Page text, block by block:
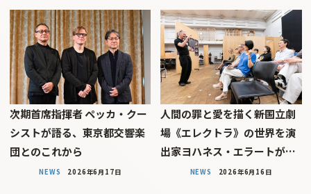
次期首席指揮者 ペッカ・クー
シストが語る、東京都交響楽
団とのこれから
NEWS 2026年6月17日
人間の罪と愛を描く――新国立劇
場《エレクトラ》の世界を演
出家ヨハネス・エラートが…
NEWS 2026年6月16日